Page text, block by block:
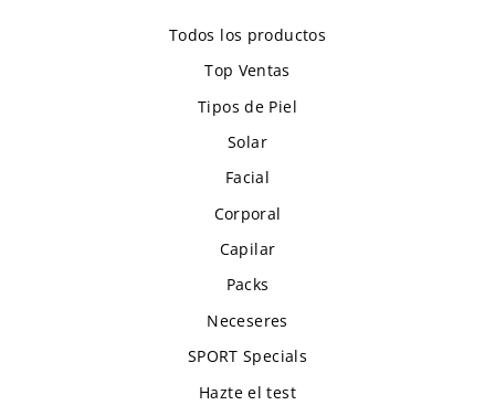
Todos los productos
Top Ventas
Tipos de Piel
Solar
Facial
Corporal
Capilar
Packs
Neceseres
SPORT Specials
Hazte el test